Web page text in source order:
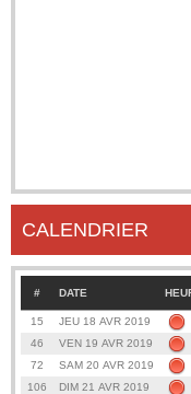
CALENDRIER
# DATE
15 JEU 18 AVR 2019
46
VEN 19 AVR 2019
72
SAM 20 AVR 2019
106
DIM 21 AVR 2019